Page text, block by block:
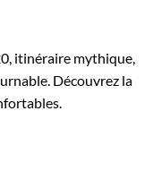
itinéraire mythique,
Découvrez la